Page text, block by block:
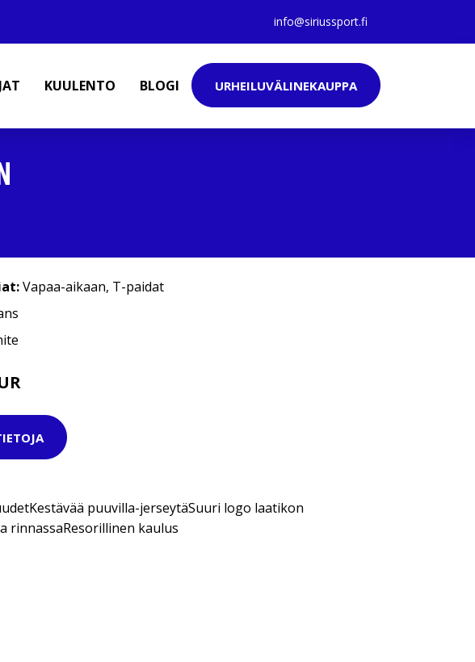
info@siriussport.fi
KUULENTO BLOGI URHEILUVÄLINEKAUPPA
Vapaa-aikaan, T-paidat
puuvilla-jerseytäSuuri logo laatikon
rinnassaResorillinen kaulus